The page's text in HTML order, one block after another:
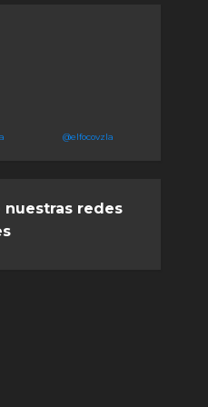
@elfocovzla
nuestras redes